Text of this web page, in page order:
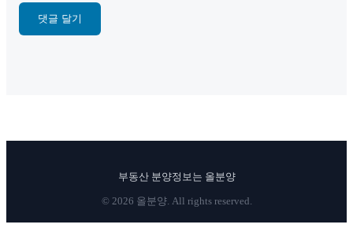
부동산 분양정보는 올분양
© 2026 올분양. All rights reserved.